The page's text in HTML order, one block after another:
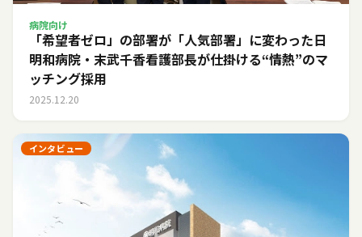
病院向け
「希望者ゼロ」の部署が「人気部署」に変わった日――
明和病院・末武千香看護部長が仕掛ける“情熱”のマ
ッチング採用
2025.12.20
インタビュー